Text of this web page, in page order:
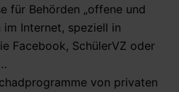
für Behörden „offene und
Internet, speziell in
Facebook, SchülerVZ oder
von privaten